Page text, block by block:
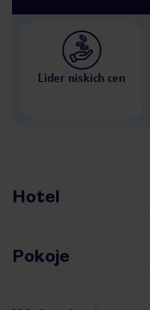
Lider niskich cen
Hotel
Pokoje